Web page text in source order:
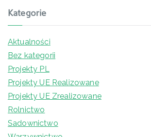
Kategorie
Aktualności
Bez kategorii
Projekty PL
Projekty UE Realizowane
Projekty UE Zrealizowane
Rolnictwo
Sadownictwo